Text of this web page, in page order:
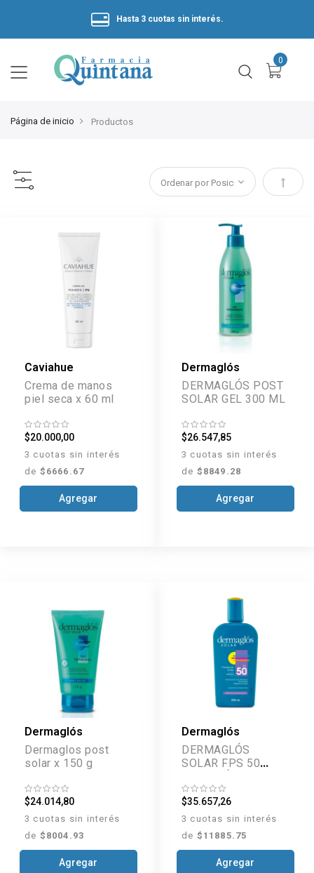
Hasta 3 cuotas sin interés.
Página de inicio Productos
Caviahue
Crema de manos
piel seca x 60 ml
$20.000,00
3 cuotas sin interés
de $6666.67
Agregar
Dermaglós
DERMAGLÓS POST
SOLAR GEL 300 ML
$26.547,85
3 cuotas sin interés
de $8849.28
Agregar
Dermaglós
Dermaglos post
solar x 150 g
$24.014,80
3 cuotas sin interés
de $8004.93
Agregar
Dermaglós
DERMAGLÓS
SOLAR FPS 50
$35.657,26
3 cuotas sin interés
de $11885.75
Agregar